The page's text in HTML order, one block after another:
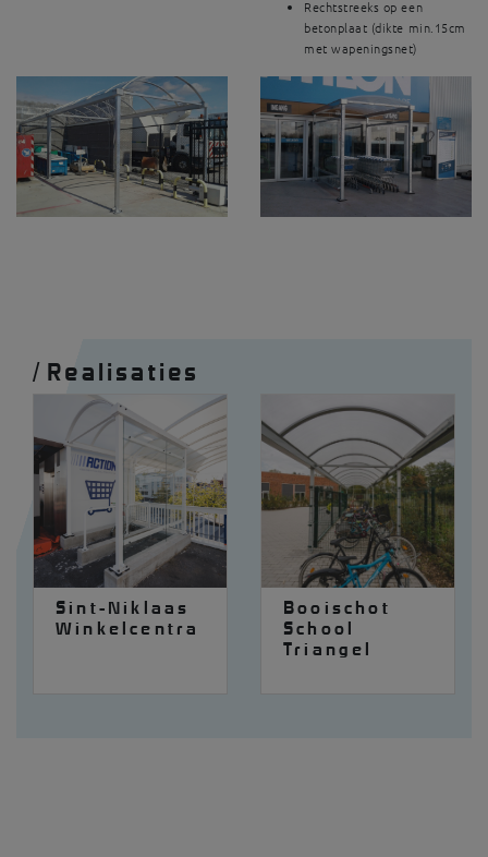
Rechtstreeks op een
betonplaat (dikte min.15cm
met wapeningsnet)
/ Realisaties
Sint-Niklaas
Winkelcentra
Booischot
School
Triangel